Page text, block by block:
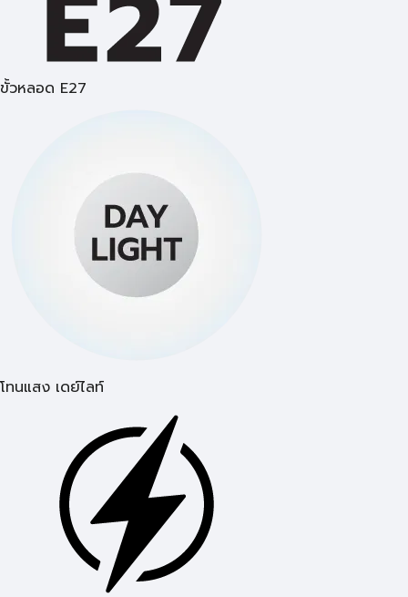
ขั้วหลอด E27
โทนแสง เดย์ไลท์